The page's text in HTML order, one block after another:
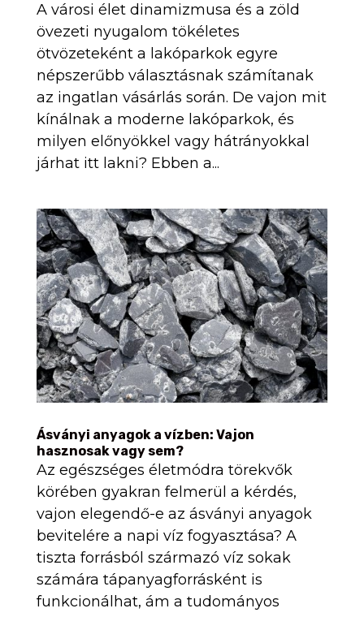
A városi élet dinamizmusa és a zöld
övezeti nyugalom tökéletes
ötvözeteként a lakóparkok egyre
népszerűbb választásnak számítanak
az ingatlan vásárlás során. De vajon mit
kínálnak a moderne lakóparkok, és
milyen előnyökkel vagy hátrányokkal
járhat itt lakni? Ebben a...
Ásványi anyagok a vízben: Vajon
hasznosak vagy sem?
Az egészséges életmódra törekvők
körében gyakran felmerül a kérdés,
vajon elegendő-e az ásványi anyagok
bevitelére a napi víz fogyasztása? A
tiszta forrásból származó víz sokak
számára tápanyagforrásként is
funkcionálhat, ám a tudományos